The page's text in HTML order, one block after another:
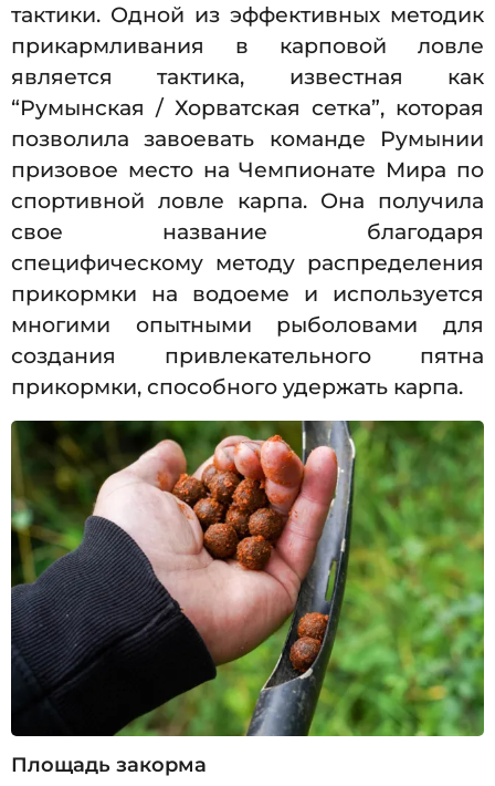
тактики. Одной из эффективных методик
прикармливания в карповой ловле
является тактика, известная как
“Румынская / Хорватская сетка”, которая
позволила завоевать команде Румынии
призовое место на Чемпионате Мира по
спортивной ловле карпа. Она получила
свое название благодаря
специфическому методу распределения
прикормки на водоеме и используется
многими опытными рыболовами для
создания привлекательного пятна
прикормки, способного удержать карпа.
Площадь закорма